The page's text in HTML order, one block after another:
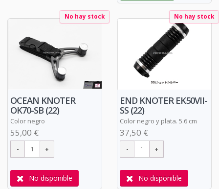
No hay stock
OCEAN KNOTER
OK70-SB (22)
Color negro
55,00 €
No disponible
No hay stock
END KNOTER EK50VII-
SS (22)
Color negro y plata. 5.6 cm
37,50 €
No disponible